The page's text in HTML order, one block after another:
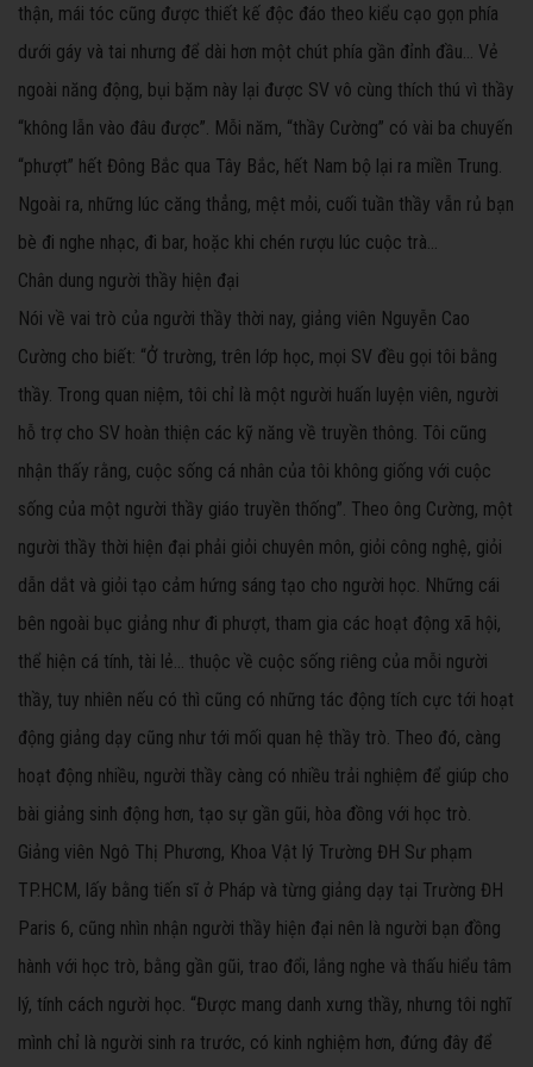
thận, mái tóc cũng được thiết kế độc đáo theo kiểu cạo gọn phía
dưới gáy và tai nhưng để dài hơn một chút phía gần đỉnh đầu... Vẻ
ngoài năng động, bụi bặm này lại được SV vô cùng thích thú vì thầy
“không lẫn vào đâu được”. Mỗi năm, “thầy Cường” có vài ba chuyến
“phượt” hết Đông Bắc qua Tây Bắc, hết Nam bộ lại ra miền Trung.
Ngoài ra, những lúc căng thẳng, mệt mỏi, cuối tuần thầy vẫn rủ bạn
bè đi nghe nhạc, đi bar, hoặc khi chén rượu lúc cuộc trà...
Chân dung người thầy hiện đại
Nói về vai trò của người thầy thời nay, giảng viên Nguyễn Cao
Cường cho biết: “Ở trường, trên lớp học, mọi SV đều gọi tôi bằng
thầy. Trong quan niệm, tôi chỉ là một người huấn luyện viên, người
hỗ trợ cho SV hoàn thiện các kỹ năng về truyền thông. Tôi cũng
nhận thấy rằng, cuộc sống cá nhân của tôi không giống với cuộc
sống của một người thầy giáo truyền thống”. Theo ông Cường, một
người thầy thời hiện đại phải giỏi chuyên môn, giỏi công nghệ, giỏi
dẫn dắt và giỏi tạo cảm hứng sáng tạo cho người học. Những cái
bên ngoài bục giảng như đi phượt, tham gia các hoạt động xã hội,
thể hiện cá tính, tài lẻ... thuộc về cuộc sống riêng của mỗi người
thầy, tuy nhiên nếu có thì cũng có những tác động tích cực tới hoạt
động giảng dạy cũng như tới mối quan hệ thầy trò. Theo đó, càng
hoạt động nhiều, người thầy càng có nhiều trải nghiệm để giúp cho
bài giảng sinh động hơn, tạo sự gần gũi, hòa đồng với học trò.
Giảng viên Ngô Thị Phương, Khoa Vật lý Trường ĐH Sư phạm
TP.HCM, lấy bằng tiến sĩ ở Pháp và từng giảng dạy tại Trường ĐH
Paris 6, cũng nhìn nhận người thầy hiện đại nên là người bạn đồng
hành với học trò, bằng gần gũi, trao đổi, lắng nghe và thấu hiểu tâm
lý, tính cách người học. “Được mang danh xưng thầy, nhưng tôi nghĩ
mình chỉ là người sinh ra trước, có kinh nghiệm hơn, đứng đây để